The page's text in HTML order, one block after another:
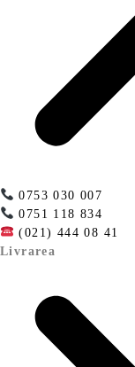
0753 030 007
0751 118 834
(021) 444 08 41
Livrarea